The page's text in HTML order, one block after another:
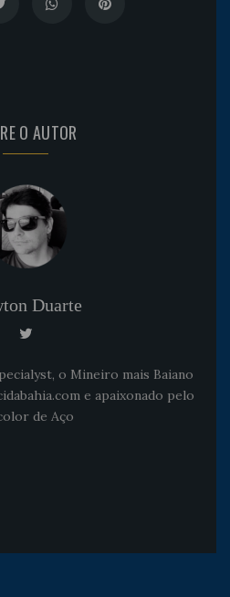
O AUTOR
Duarte
o Mineiro mais Baiano
e apaixonado pelo
de Aço